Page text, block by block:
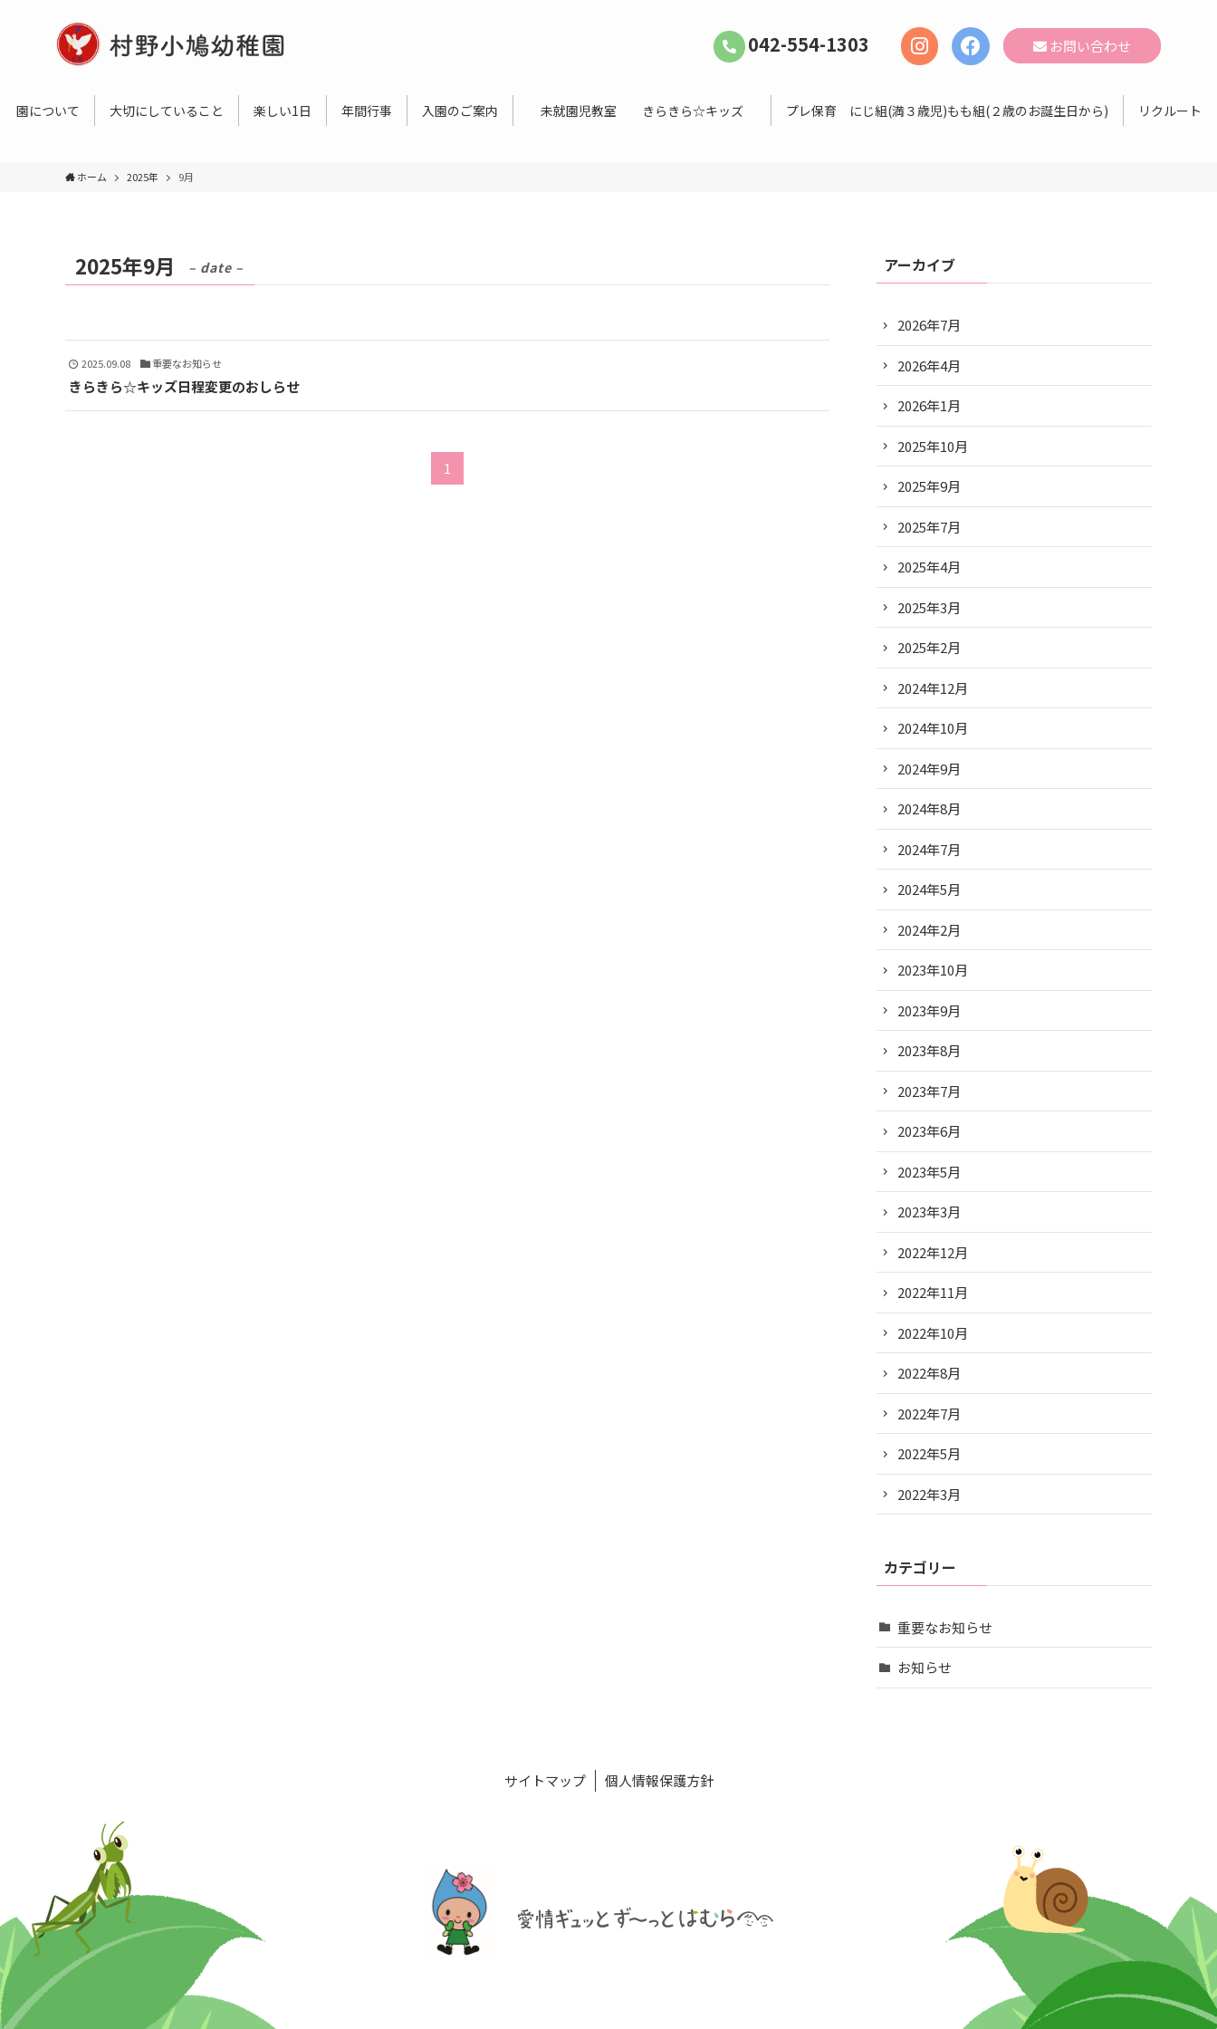
園について 大切にしていること 楽しい1日 年間行事 入園のご案内 未就園児教室 きらきら☆キッズ プレ保育 にじ組(満３歳児)もも組(２歳のお誕生日から) リクルート
042-554-1303 お問い合わせ
ホーム 2025年 9月
2025年9月 – date –
2025.09.08 重要なお知らせ
きらきら☆キッズ日程変更のおしらせ
1
アーカイブ
2026年7月
2026年4月
2026年1月
2025年10月
2025年9月
2025年7月
2025年4月
2025年3月
2025年2月
2024年12月
2024年10月
2024年9月
2024年8月
2024年7月
2024年5月
2024年2月
2023年10月
2023年9月
2023年8月
2023年7月
2023年6月
2023年5月
2023年3月
2022年12月
2022年11月
2022年10月
2022年8月
2022年7月
2022年5月
2022年3月
カテゴリー
重要なお知らせ
お知らせ
サイトマップ 個人情報保護方針